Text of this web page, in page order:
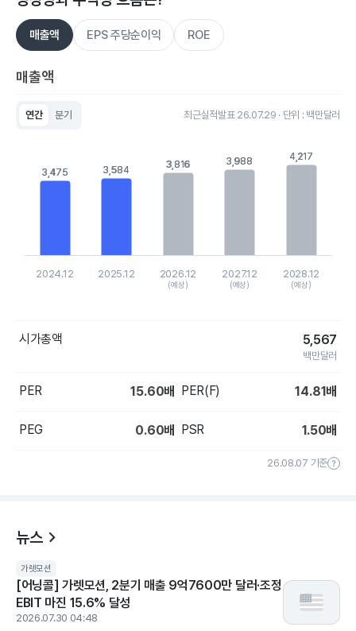
매출액 EPS 주당순이익 ROE
매출액
연간 분기 최근실적발표 26.07.29 · 단위 : 백만달러
View as data table, Chart
The chart has 1 X axis displaying categories.
3,475
3,475 3,584
3,584 3,816
3,816 3,988
3,988 4,217
4,217
2024.12 2025.12 2026.12
(예상)
2027.12
(예상)
2028.12
(예상)
시가총액 5,567
백만달러
PER 15.60배 PER(F) 14.81배
PEG 0.60배 PSR 1.50배
26.08.07 기준
뉴스
가렛모션
[어닝콜] 가렛모션, 2분기 매출 9억7600만 달러·조정
EBIT 마진 15.6% 달성
2026.07.30 04:48